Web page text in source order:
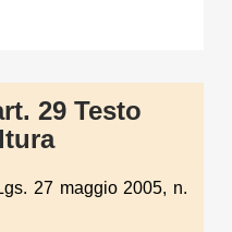
29 Testo
27 maggio 2005, n.